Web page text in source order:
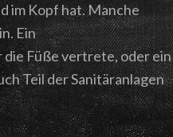
im Kopf hat. Manche
Ein
die Füße vertrete, oder ein
Teil der Sanitäranlagen